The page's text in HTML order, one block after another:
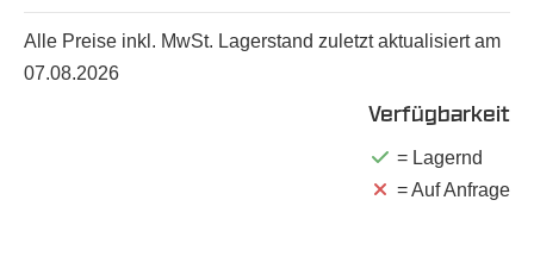
Alle Preise inkl. MwSt. Lagerstand zuletzt aktualisiert am
07.08.2026
Verfügbarkeit
= Lagernd
= Auf Anfrage